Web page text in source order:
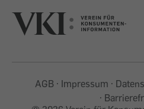
AGB Impressum